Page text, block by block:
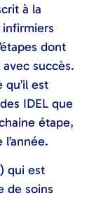
à la
dont
succès.
est
IDEL que
étape,
qui est
de soins